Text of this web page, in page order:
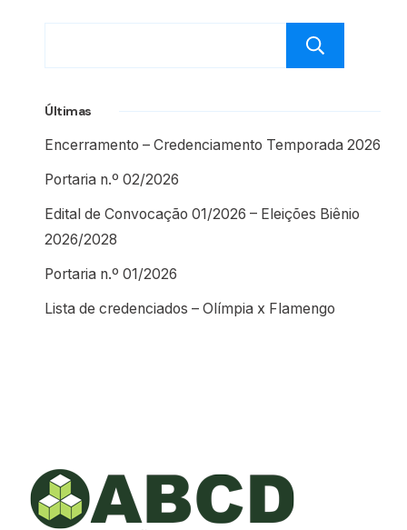
Últimas
Encerramento – Credenciamento Temporada 2026
Portaria n.º 02/2026
Edital de Convocação 01/2026 – Eleições Biênio
2026/2028
Portaria n.º 01/2026
Lista de credenciados – Olímpia x Flamengo